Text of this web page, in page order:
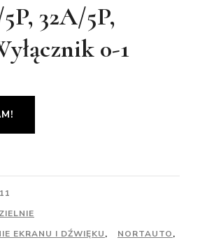
32A/5P,
0-1
EKRANU I DŹWIĘKU, NORTAUTO,